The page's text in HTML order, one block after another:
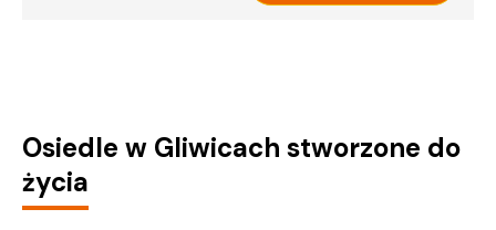
Osiedle w Gliwicach stworzone do
życia